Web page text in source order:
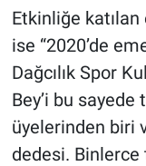
Etkinliğe
ise “2020’de
Dağcılık Spor
Bey’i bu sayede
üyelerinden biri
dedesi.